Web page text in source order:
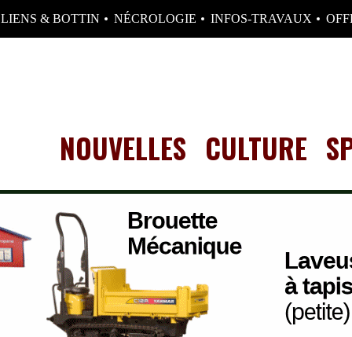
LIENS & BOTTIN NÉCROLOGIE INFOS-TRAVAUX
NOUVELLES CULTURE